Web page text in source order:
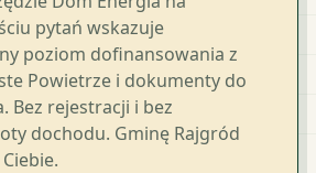
pytań wskazuje
poziom dofinansowania z
Powietrze i dokumenty do
Bez rejestracji i bez
dochodu. Gminę Rajgród